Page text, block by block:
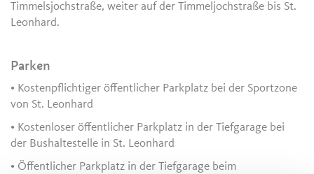
Timmelsjochstraße, weiter auf der Timmeljochstraße bis St.
Leonhard.
Parken
• Kostenpflichtiger öffentlicher Parkplatz bei der Sportzone
von St. Leonhard
• Kostenloser öffentlicher Parkplatz in der Tiefgarage bei
der Bushaltestelle in St. Leonhard
• Öffentlicher Parkplatz in der Tiefgarage beim